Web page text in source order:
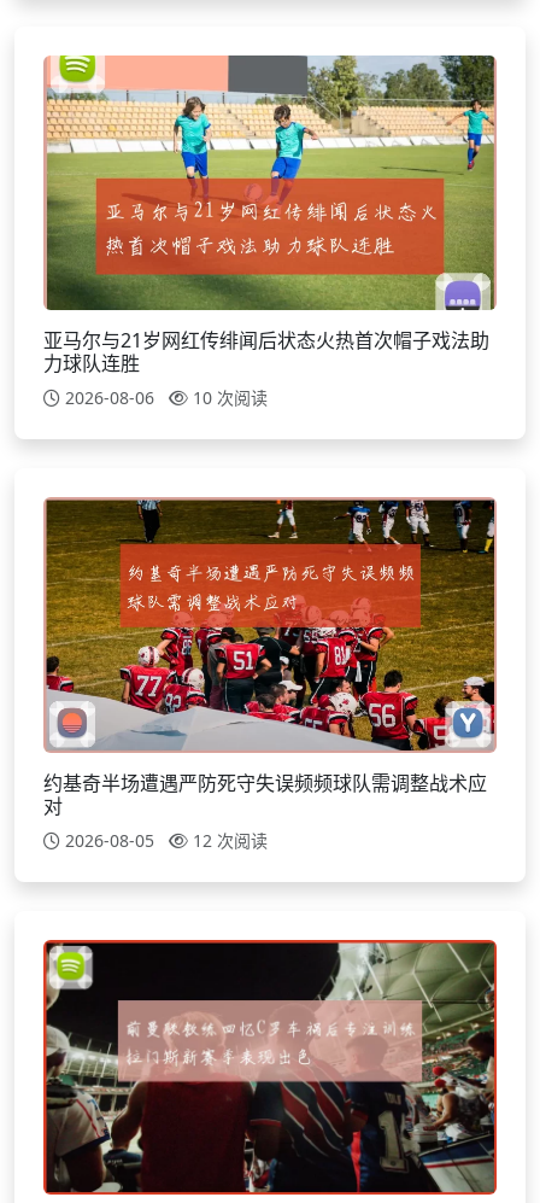
亚马尔与21岁网红传绯闻后状态火热首次帽子戏法助
力球队连胜
2026-08-06 10 次阅读
约基奇半场遭遇严防死守失误频频球队需调整战术应
对
2026-08-05 12 次阅读